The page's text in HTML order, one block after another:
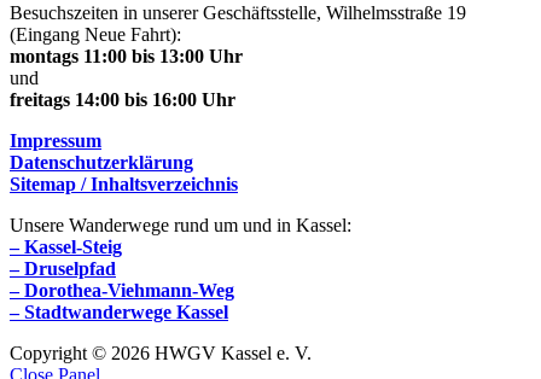
Besuchszeiten in unserer Geschäftsstelle, Wilhelmsstraße 19
(Eingang Neue Fahrt):
montags 11:00 bis 13:00 Uhr
und
freitags 14:00 bis 16:00 Uhr
Impressum
Datenschutzerklärung
Sitemap / Inhaltsverzeichnis
Unsere Wanderwege rund um und in Kassel:
– Kassel-Steig
– Druselpfad
– Dorothea-Viehmann-Weg
– Stadtwanderwege Kassel
Copyright © 2026 HWGV Kassel e. V.
Close Panel